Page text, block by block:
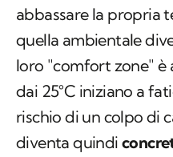
abbassare la propria
quella ambientale
loro "comfort zone" è
dai 25°C iniziano a
rischio di un colpo di
diventa quindi